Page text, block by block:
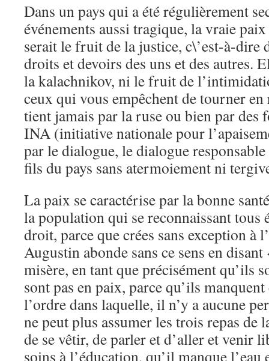
Dans un pays qui a été régulièrement
événements aussi tragique, la vraie
serait le fruit de la justice, c\’est-à-dire
droits et devoirs des uns et des autres.
la kalachnikov, ni le fruit de
ceux qui vous empêchent de tourner
tient jamais par la ruse ou bien par des
INA (initiative nationale pour
par le dialogue, le dialogue
fils du pays sans atermoiement ni
La paix se caractérise par la bonne
la population qui se reconnaissant tous
droit, parce que crées sans exception à
Augustin abonde sans ce sens en
misère, en tant que précisément qu’ils
sont pas en paix, parce qu’ils
l’ordre dans laquelle, il n’y a aucune
ne peut plus assumer les trois repas de
de se vêtir, de parler et d’aller et venir
soins à l’éducation, qu’il manque